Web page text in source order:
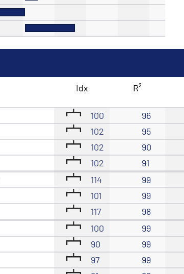
Idx R²
100 96
102 95
102 90
102 91
114 99
101 99
117 98
100 99
90 99
97 99